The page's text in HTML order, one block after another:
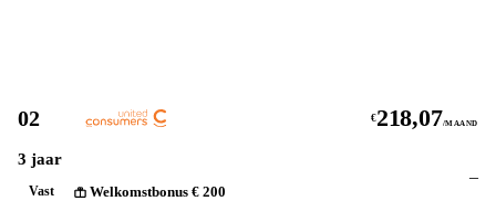
02
3 jaar
Vast Welkomstbonus € 200
–
€218,07/MAAND